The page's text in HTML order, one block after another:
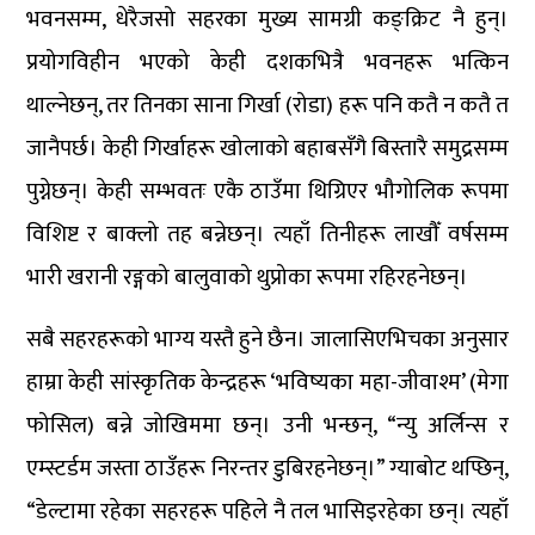
भवनसम्म, धेरैजसो सहरका मुख्य सामग्री कङ्क्रिट नै हुन्।
प्रयोगविहीन भएको केही दशकभित्रै भवनहरू भत्किन
थाल्नेछन्, तर तिनका साना गिर्खा (रोडा) हरू पनि कतै न कतै त
जानैपर्छ। केही गिर्खाहरू खोलाको बहाबसँगै बिस्तारै समुद्रसम्म
पुग्नेछन्। केही सम्भवतः एकै ठाउँमा थिग्रिएर भौगोलिक रूपमा
विशिष्ट र बाक्लो तह बन्नेछन्। त्यहाँ तिनीहरू लाखौँ वर्षसम्म
भारी खरानी रङ्गको बालुवाको थुप्रोका रूपमा रहिरहनेछन्।
सबै सहरहरूको भाग्य यस्तै हुने छैन। जालासिएभिचका अनुसार
हाम्रा केही सांस्कृतिक केन्द्रहरू ‘भविष्यका महा-जीवाश्म’ (मेगा
फोसिल) बन्ने जोखिममा छन्। उनी भन्छन्, “न्यु अर्लिन्स र
एम्स्टर्डम जस्ता ठाउँहरू निरन्तर डुबिरहनेछन्।” ग्याबोट थप्छिन्,
“डेल्टामा रहेका सहरहरू पहिले नै तल भासिइरहेका छन्। त्यहाँ